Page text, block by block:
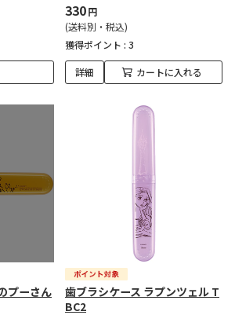
330円
(送料別・税込)
獲得ポイント : 3
詳細 カートに入れる
プーさん
歯ブラシケース ラプンツェル T
BC2